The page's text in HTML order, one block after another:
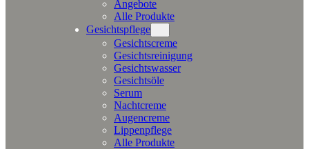
Angebote
Alle Produkte
Gesichtspflege
Gesichtscreme
Gesichtsreinigung
Gesichtswasser
Gesichtsöle
Serum
Nachtcreme
Augencreme
Lippenpflege
Alle Produkte